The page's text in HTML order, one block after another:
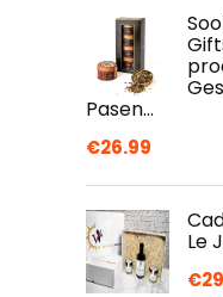
Pasen…
€26.99
Le
€